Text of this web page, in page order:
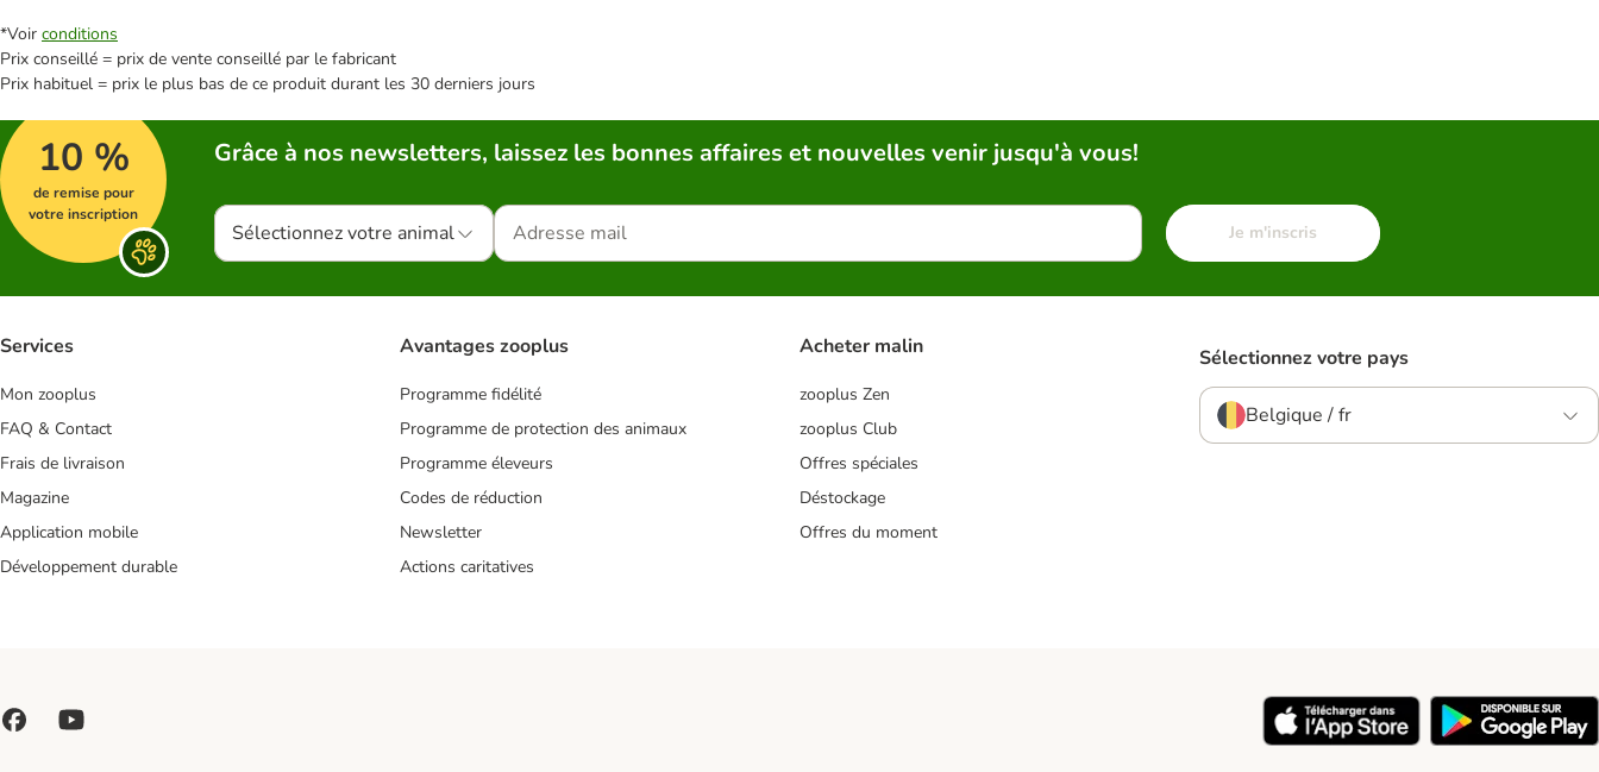
*Voir conditions
Prix conseillé = prix de vente conseillé par le fabricant
Prix habituel = prix le plus bas de ce produit durant les 30 derniers jours
10 %
de remise pour
votre inscription
Grâce à nos newsletters, laissez les bonnes affaires et nouvelles venir jusqu'à vous!
Sélectionnez votre animal Je m'inscris
Services
Mon zooplus
FAQ & Contact
Frais de livraison
Magazine
Application mobile
Développement durable
Avantages zooplus
Programme fidélité
Programme de protection des animaux
Programme éleveurs
Codes de réduction
Newsletter
Actions caritatives
Acheter malin
zooplus Zen
zooplus Club
Offres spéciales
Déstockage
Offres du moment
Sélectionnez votre pays
Belgique / fr